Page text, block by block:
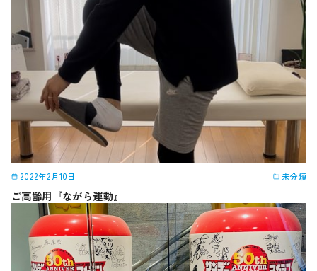
2022年2月10日 未分類
ご高齢用『ながら運動』